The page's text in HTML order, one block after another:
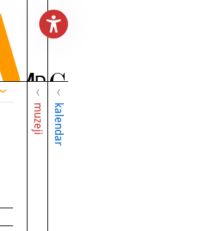
muzeji kalendar